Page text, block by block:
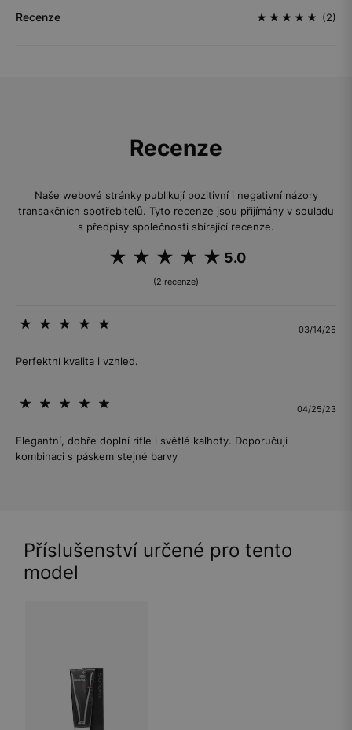
Recenze (2)
Recenze
Naše webové stránky publikují pozitivní i negativní názory
transakčních spotřebitelů. Tyto recenze jsou přijímány v souladu
s předpisy společnosti sbírající recenze.
5.0
(2 recenze)
03/14/25
Perfektní kvalita i vzhled.
04/25/23
Elegantní, dobře doplní rifle i světlé kalhoty. Doporučuji
kombinaci s páskem stejné barvy
Příslušenství určené pro tento
model